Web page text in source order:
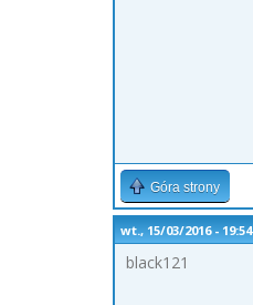
Góra strony
wt., 15/03/2016 - 19:54
black121